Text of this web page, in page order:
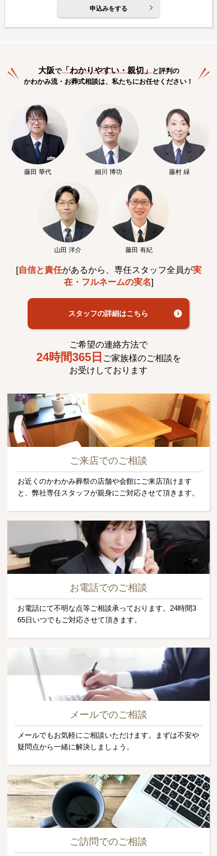
申込みをする
大阪で「わかりやすい・親切」と評判の
かわかみ流・お葬式相談は、私たちにお任せください！
藤田 華代 細川 博功 藤村 緑
山田 洋介 藤田 有紀
[自信と責任があるから、専任スタッフ全員が実
在・フルネームの実名]
スタッフの詳細はこちら
ご希望の連絡方法で
24時間365日 ご家族様のご相談を
お受けしております
ご来店でのご相談
お近くのかわかみ葬祭の店舗や会館にご来店頂けます
と、弊社専任スタッフが親身にご対応させて頂きます。
お電話でのご相談
お電話にて不明な点等ご相談承っております。24時間3
65日いつでもご対応させて頂きます。
メールでのご相談
メールでもお気軽にご相談いただけます。まずは不安や
疑問点から一緒に解決しましょう。
ご訪問でのご相談